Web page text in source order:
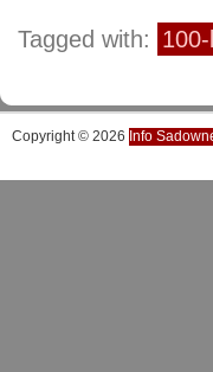
Tagged with:
Copyright © 2026 Info